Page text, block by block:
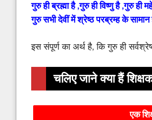
गुरु ही ब्रह्मा है ,गुरु ही विष्णु है ,गुरु ही
गुरु सभी देवीं में श्रेष्ठ परब्रम्ह के
इस संपूर्ण का अर्थ है, कि गुरु ही
चलिए जाने क्या हैं
एक